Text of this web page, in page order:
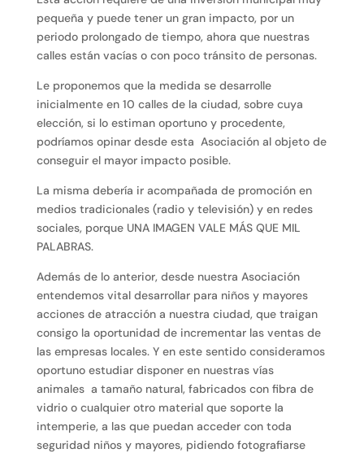
pequeña y puede tener un gran impacto, por un
periodo prolongado de tiempo, ahora que nuestras
calles están vacías o con poco tránsito de personas.
Le proponemos que la medida se desarrolle
inicialmente en 10 calles de la ciudad, sobre cuya
elección, si lo estiman oportuno y procedente,
podríamos opinar desde esta Asociación al objeto de
conseguir el mayor impacto posible.
La misma debería ir acompañada de promoción en
medios tradicionales (radio y televisión) y en redes
sociales, porque UNA IMAGEN VALE MÁS QUE MIL
PALABRAS.
Además de lo anterior, desde nuestra Asociación
entendemos vital desarrollar para niños y mayores
acciones de atracción a nuestra ciudad, que traigan
consigo la oportunidad de incrementar las ventas de
las empresas locales. Y en este sentido consideramos
oportuno estudiar disponer en nuestras vías
animales a tamaño natural, fabricados con fibra de
vidrio o cualquier otro material que soporte la
intemperie, a las que puedan acceder con toda
seguridad niños y mayores, pidiendo fotografiarse